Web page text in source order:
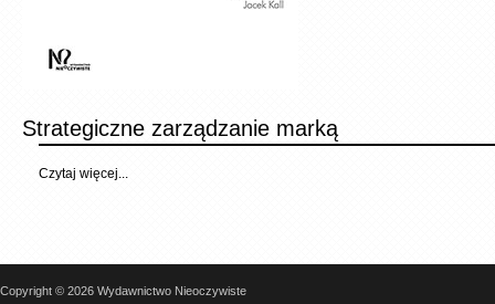
Strategiczne zarządzanie marką
Czytaj więcej...
Copyright © 2026 Wydawnictwo Nieoczywiste